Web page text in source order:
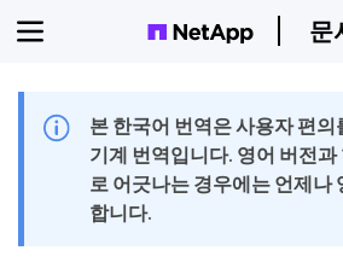
문
본 한국어 번역은 사용자 편
기계 번역입니다. 영어 버전과
로 어긋나는 경우에는 언제나
합니다.